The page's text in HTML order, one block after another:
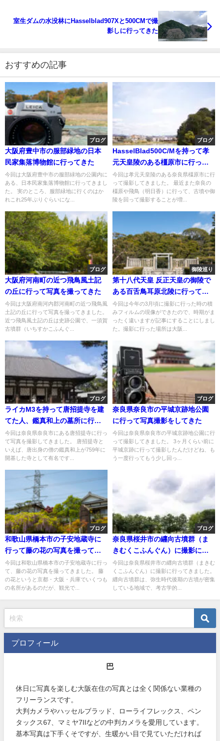
室生ダムの水没林にHasselblad907Xと500CMで撮
影しに行ってきた
おすすめの記事
ブログ
大阪府豊中市の服部緑地の日本
民家集落博物館に行ってきた
今回は大阪府豊中市の服部緑地の公園内に
ある、日本民家集落博物館に行ってきまし
た。 実のところ、服部緑地に行くのはか
れこれ25年ぶりぐらいにな...
ブログ
HasselBlad500C/Mを持って孝
元天皇陵のある橿原市に行って
きた
今回は孝元天皇陵のある奈良県橿原市に行
って撮影してきました。 最近また奈良の
橿原や飛鳥（明日香）に行って、古墳や御
陵を回って撮影することが増...
ブログ
大阪府河南町の近つ飛鳥風土記
の丘に行って写真を撮ってきた
今回は大阪府南河内郡河南町の近つ飛鳥風
土記の丘に行って写真を撮ってきました。
近つ飛鳥風土記の丘は史跡公園で、一須賀
古墳群（いちすかこふんぐ...
御陵巡り
第十八代天皇 反正天皇の御陵で
ある百舌鳥耳原北陵に行ってき
た
今回は今年の3月頃に撮影に行った時の積
みフィルムの現像ができたので、時期がま
ったく違いますが記事にすることにしまし
た。撮影に行った場所は大阪...
ブログ
ライカM3を持って唐招提寺を建
てた人、鑑真和上の墓所に行っ
てきた
今回は奈良県奈良市にある唐招提寺に行っ
て写真を撮影してきました。 唐招提寺と
いえば、唐出身の僧の鑑真和上が759年に
開基した寺として有名です...
ブログ
奈良県奈良市の平城京跡地公園
に行って写真撮影をしてきた
今回は奈良県奈良市の平城京跡地公園に行
って撮影してきました。 3ヶ月くらい前に
平城京跡に行って撮影したんだけどね、も
う一度行ってもう少し回っ...
ブログ
和歌山県橋本市の子安地蔵寺に
行って藤の花の写真を撮ってき
た
今回は和歌山県橋本市の子安地蔵寺に行っ
て、藤の花の写真を撮ってきました。 藤
の花というと京都・大阪・兵庫でいくつも
の名所があるのだが、観光で...
ブログ
奈良県桜井市の纒向古墳群（ま
きむくこふんぐん）に撮影に行
ってきた
今回は奈良県桜井市の纒向古墳群（まきむ
くこふんぐん）に撮影に行ってきました。
纒向古墳群は、弥生時代後期の古墳が密集
している地域で、考古学的...
プロフィール
巴
休日に写真を楽しむ大阪在住の写真とは全く関係ない業種の
フリーランスです。
大判カメラやハッセルブラッド、ローライフレックス、ペン
タックス67、マミヤ7IIなどの中判カメラを愛用しています。
基本写真は下手くそですが、生暖かい目で見ていただければ